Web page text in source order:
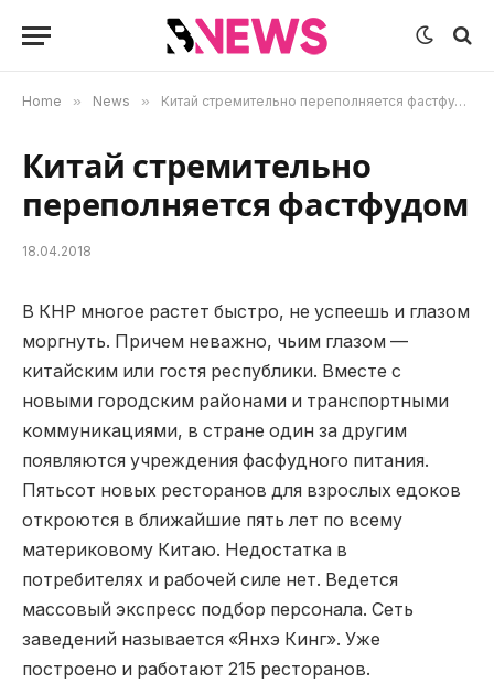
Home » News » Китай стремительно переполняется фастфудом
Китай стремительно
переполняется фастфудом
18.04.2018
В КНР многое растет быстро, не успеешь и глазом
моргнуть. Причем неважно, чьим глазом —
китайским или гостя республики. Вместе с
новыми городским районами и транспортными
коммуникациями, в стране один за другим
появляются учреждения фасфудного питания.
Пятьсот новых ресторанов для взрослых едоков
откроются в ближайшие пять лет по всему
материковому Китаю. Недостатка в
потребителях и рабочей силе нет. Ведется
массовый экспресс подбор персонала. Сеть
заведений называется «Янхэ Кинг». Уже
построено и работают 215 ресторанов.